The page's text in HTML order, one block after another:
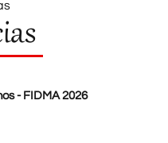
- FIDMA 2026